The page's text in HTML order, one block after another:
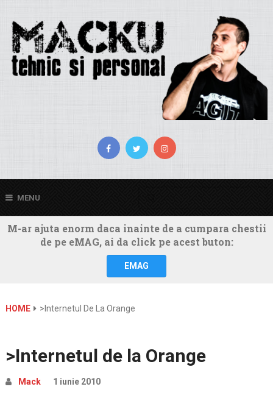
MENU
M-ar ajuta enorm daca inainte de a cumpara chestii
de pe eMAG, ai da click pe acest buton:
EMAG
HOME >Internetul De La Orange
>Internetul de la Orange
Mack 1 iunie 2010